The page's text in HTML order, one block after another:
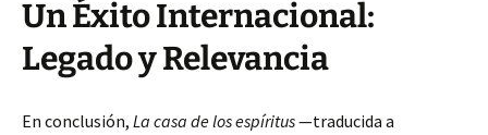
Un Éxito Internacional:
Legado y Relevancia
En conclusión, La casa de los espíritus—traducida a